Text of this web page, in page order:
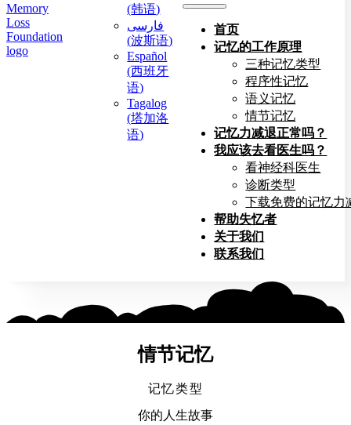
(韩语)
فارسی
(波斯语)
Español
(西班牙
语)
Tagalog
(塔加洛
语)
首页
记忆的工作原理
三种记忆类型
程序性记忆
语义记忆
情节记忆
记忆力减退正常吗？
我应该去看医生吗？
看神经科医生
诊断类型
下载免费的记忆力
帮助失忆者
关于我们
联系我们
情节记忆
记忆类型
你的人生故事